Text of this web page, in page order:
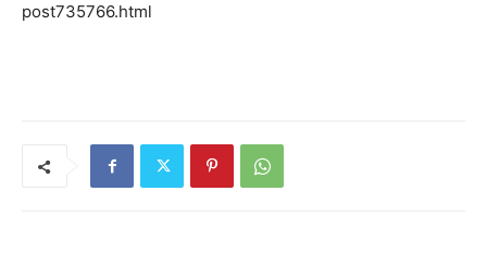
post735766.html